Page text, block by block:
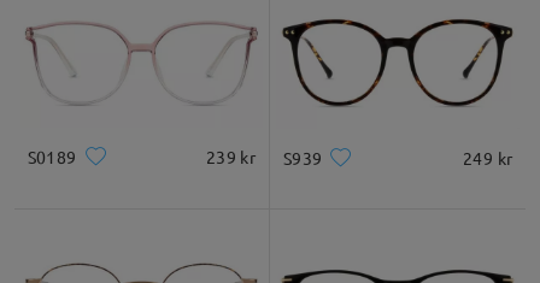
S0189 239 kr S939 249 kr